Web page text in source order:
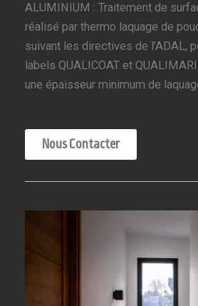
ALUMINIUM : Traitement de
réalisé par thermo laquage de
suivant les directives de l’ADAL,
labels QUALICOAT et
une épaisseur minimum de
Nous Contacter